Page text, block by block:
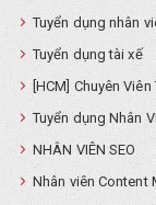
Tuyển dụng nhân
Tuyển dụng tài xế
[HCM] Chuyên
Tuyển dụng Nhân
NHÂN VIÊN SEO
Nhân viên Content